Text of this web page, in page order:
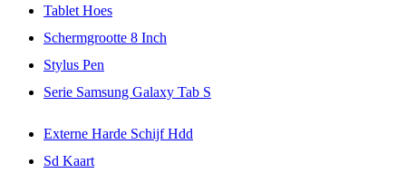
Tablet Hoes
Schermgrootte 8 Inch
Stylus Pen
Serie Samsung Galaxy Tab S
Externe Harde Schijf Hdd
Sd Kaart